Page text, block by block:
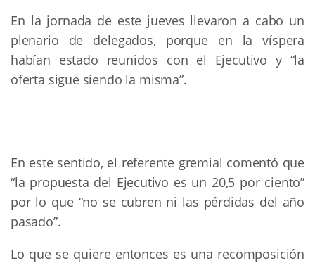
En la jornada de este jueves llevaron a cabo un
plenario de delegados, porque en la víspera
habían estado reunidos con el Ejecutivo y “la
oferta sigue siendo la misma”.
En este sentido, el referente gremial comentó que
“la propuesta del Ejecutivo es un 20,5 por ciento”
por lo que “no se cubren ni las pérdidas del año
pasado”.
Lo que se quiere entonces es una recomposición